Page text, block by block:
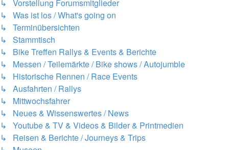
↳ Vorstellung Forumsmitglieder
↳ Was ist los / What's going on
↳ Terminübersichten
↳ Stammtisch
↳ Bike Treffen Rallys & Events & Berichte
↳ Messen / Teilemärkte / Bike shows / Autojumble
↳ Historische Rennen / Race Events
↳ Ausfahrten / Rallys
↳ Mittwochsfahrer
↳ Neues & Wissenswertes / News
↳ Youtube & TV & Videos & Bilder & Printmedien
↳ Reisen & Berichte / Journeys & Trips